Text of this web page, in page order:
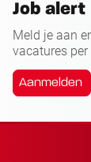
Job alert
Meld je aan
vacatures
Aanmelden